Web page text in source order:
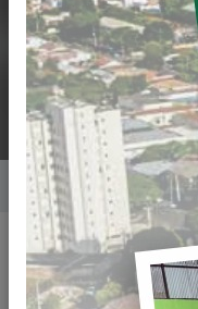
CASAS
TODO
Home Notícias
Publicado em: 29/03/